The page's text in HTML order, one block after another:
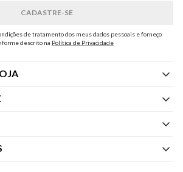
de tratamento dos meus dados pessoais e forneço
descrito na Política de Privacidade